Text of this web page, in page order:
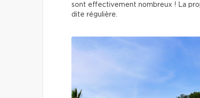
sont effectivement nombreux ! La
dite régulière.